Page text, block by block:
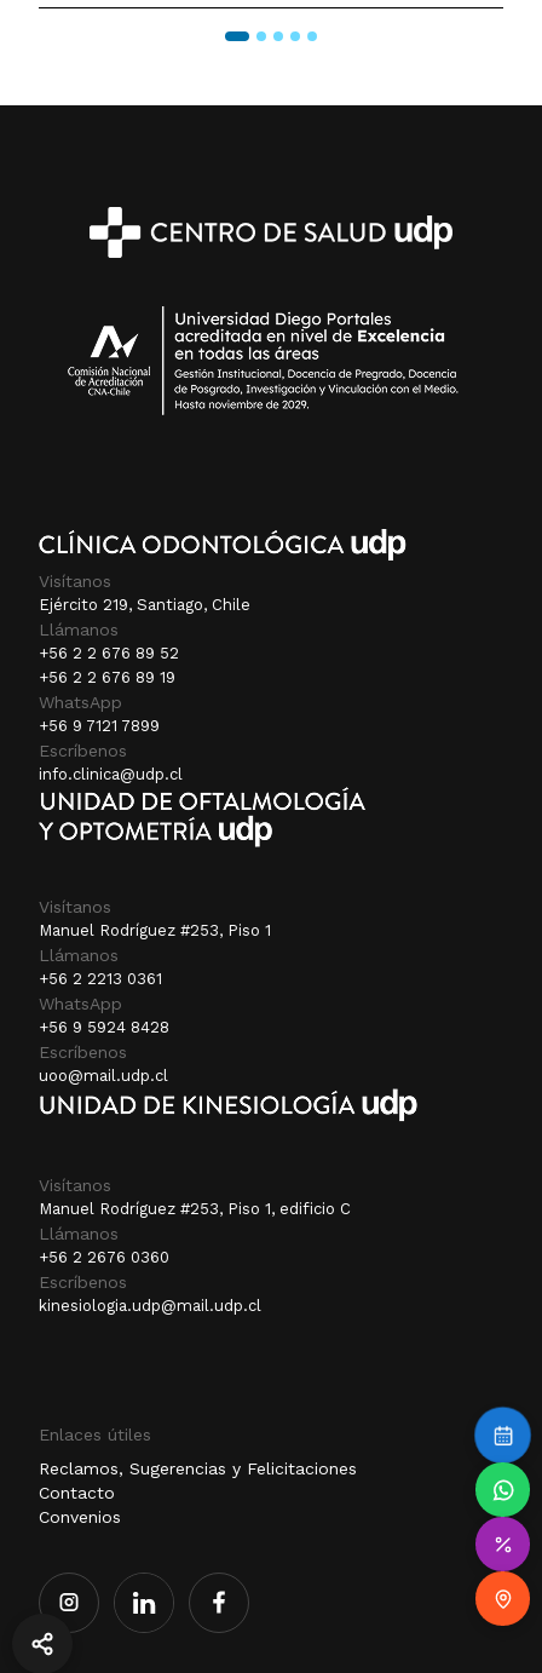
Visítanos
Ejército 219, Santiago, Chile
Llámanos
+56 2 2 676 89 52
+56 2 2 676 89 19
WhatsApp
+56 9 7121 7899
Escríbenos
info.clinica@udp.cl
Visítanos
Manuel Rodríguez #253, Piso 1
Llámanos
+56 2 2213 0361
WhatsApp
+56 9 5924 8428
Escríbenos
uoo@mail.udp.cl
Visítanos
Manuel Rodríguez #253, Piso 1, edificio C
Llámanos
+56 2 2676 0360
Escríbenos
kinesiologia.udp@mail.udp.cl
Enlaces útiles
Reclamos, Sugerencias y Felicitaciones
Contacto
Convenios